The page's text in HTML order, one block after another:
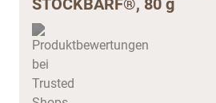
STOCKBARF®, 80 g